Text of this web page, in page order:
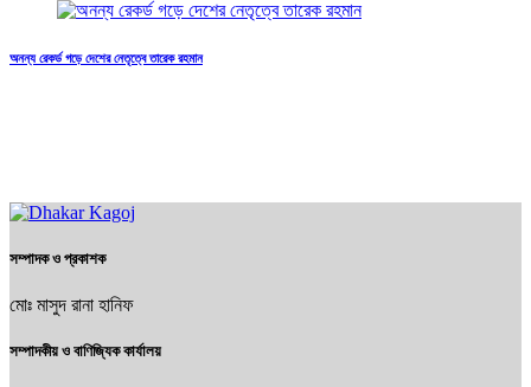
অনন্য রেকর্ড গড়ে দেশের নেতৃত্বে তারেক রহমান
সম্পাদক ও প্রকাশক
মোঃ মাসুদ রানা হানিফ
সম্পাদকীয় ও বাণিজ্যিক কার্যালয়